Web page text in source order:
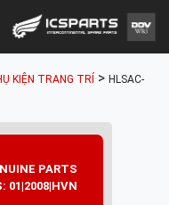
KIỆN TRANG TRÍ > HLSAC-
PARTS
01|2008|HVN